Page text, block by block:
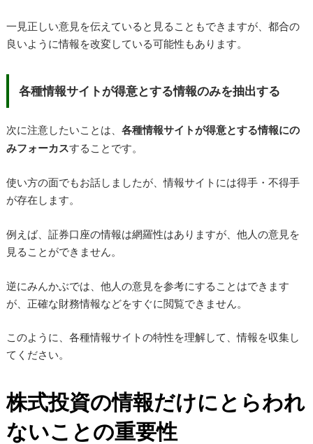
一見正しい意見を伝えていると見ることもできますが、都合の
良いように情報を改変している可能性もあります。
各種情報サイトが得意とする情報のみを抽出する
次に注意したいことは、 各種情報サイトが得意とする情報にの
みフォーカスすることです。
使い方の面でもお話しましたが、情報サイトには得手・不得手
が存在します。
例えば、証券口座の情報は網羅性はありますが、他人の意見を
見ることができません。
逆にみんかぶでは、他人の意見を参考にすることはできます
が、正確な財務情報などをすぐに閲覧できません。
このように、各種情報サイトの特性を理解して、情報を収集し
てください。
株式投資の情報だけにとらわれ
ないことの重要性